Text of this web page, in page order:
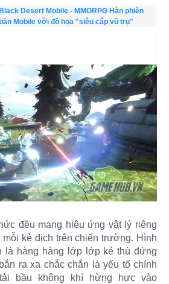
Black Desert Mobile - MMORPG Hàn phiên
bản Mobile với đồ họa "siêu cấp vũ trụ"
đều mang hiệu ứng vật lý riêng
kẻ địch trên chiến trường. Hình
là hàng hàng lớp lớp kẻ thù đứng
ra xa chắc chắn là yếu tố chính
bầu không khí hừng hực vào